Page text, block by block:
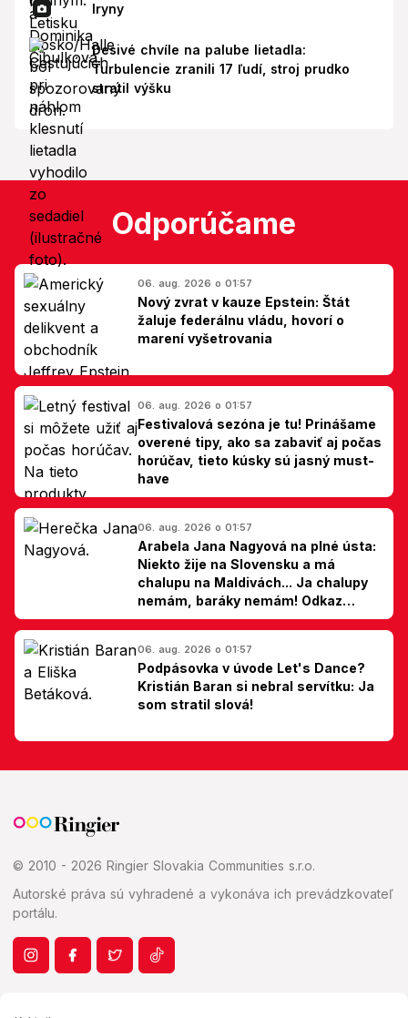
Iryny
Desivé chvíle na palube lietadla:
Turbulencie zranili 17 ľudí, stroj prudko
stratil výšku
Odporúčame
06. aug. 2026 o 01:57
Nový zvrat v kauze Epstein: Štát
žaluje federálnu vládu, hovorí o
marení vyšetrovania
06. aug. 2026 o 01:57
Festivalová sezóna je tu! Prinášame
overené tipy, ako sa zabaviť aj počas
horúčav, tieto kúsky sú jasný must-
have
06. aug. 2026 o 01:57
Arabela Jana Nagyová na plné ústa:
Niekto žije na Slovensku a má
chalupu na Maldivách... Ja chalupy
nemám, baráky nemám! Odkaz
Slovákom
06. aug. 2026 o 01:57
Podpásovka v úvode Let's Dance?
Kristián Baran si nebral servítku: Ja
som stratil slová!
© 2010 - 2026 Ringier Slovakia Communities s.r.o.
Autorské práva sú vyhradené a vykonáva ich prevádzkovateľ
portálu.